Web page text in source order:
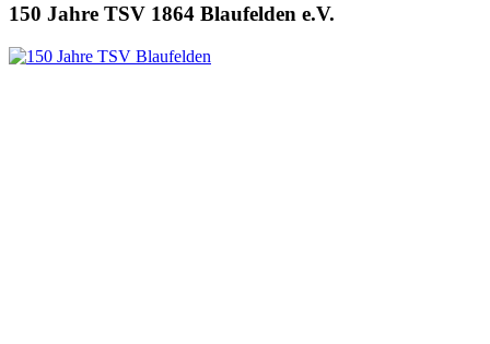
150 Jahre TSV 1864 Blaufelden e.V.